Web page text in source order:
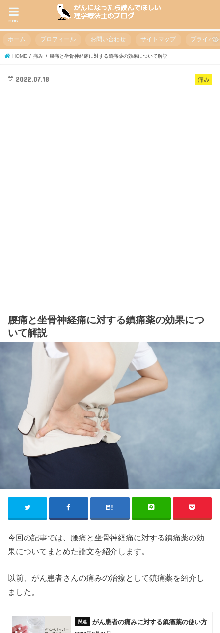
menu
ホーム プロフィール お問い合わせ サイトマップ プライバ
HOME 痛み 腰痛と坐骨神経痛に対する鎮痛薬の効果について解説
痛み
2022.07.18
腰痛と坐骨神経痛に対する鎮痛薬の効果につ
いて解説
今回の記事では、腰痛と坐骨神経痛に対する鎮痛薬の効
果についてまとめた論文を紹介します。
以前、がん患者さんの痛みの治療として鎮痛薬を紹介し
ました。
がん患者の痛みに対する鎮痛薬の使い方